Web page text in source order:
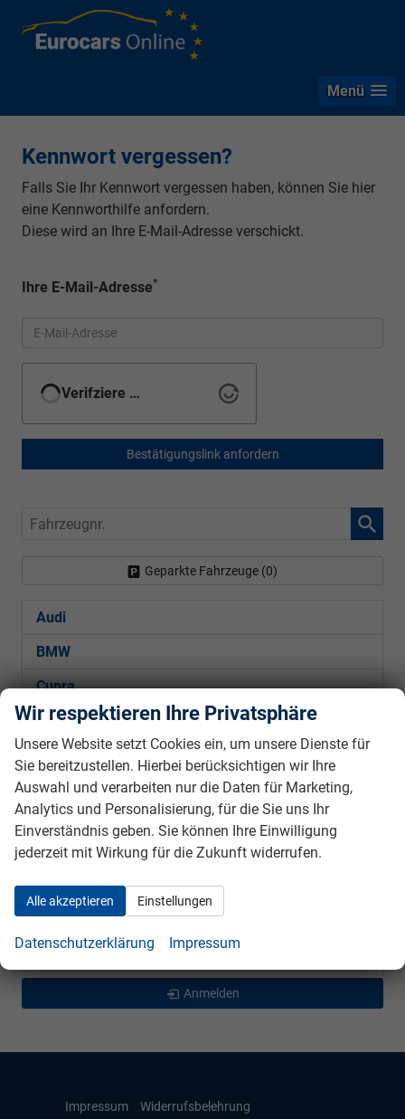
Menü
Kennwort vergessen?
Falls Sie Ihr Kennwort vergessen haben, können Sie hier
eine Kennworthilfe anfordern.
Diese wird an Ihre E-Mail-Adresse verschickt.
Ihre E-Mail-Adresse*
Verifziere …
Bestätigungslink anfordern
Fahrzeugnr.
Geparkte Fahrzeuge (0)
Audi
BMW
Cupra
Ford
Hyundai
Kia
Mercedes-Benz
Peugeot
Seat
Anmelden
Impressum
Widerrufsbelehrung
Wir respektieren Ihre Privatsphäre
Unsere Website setzt Cookies ein, um unsere Dienste für
Sie bereitzustellen. Hierbei berücksichtigen wir Ihre
Auswahl und verarbeiten nur die Daten für Marketing,
Analytics und Personalisierung, für die Sie uns Ihr
Einverständnis geben. Sie können Ihre Einwilligung
jederzeit mit Wirkung für die Zukunft widerrufen.
Alle akzeptieren Einstellungen
Datenschutzerklärung Impressum